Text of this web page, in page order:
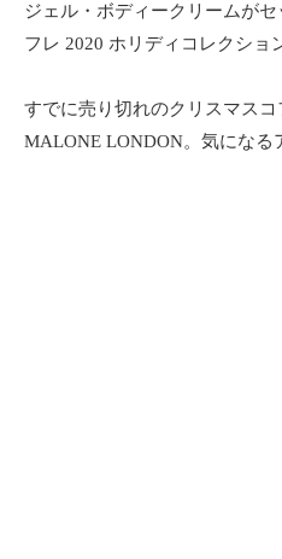
ジェル・ボディークリームが
フレ 2020 ホリディコレクショ
すでに売り切れのクリスマスコ
MALONE LONDON。気にな